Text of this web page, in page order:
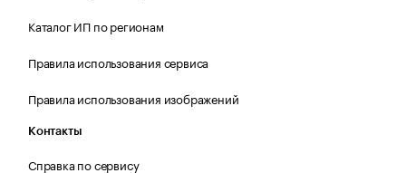
Каталог ИП по регионам
Правила использования сервиса
Правила использования изображений
Контакты
Справка по сервису